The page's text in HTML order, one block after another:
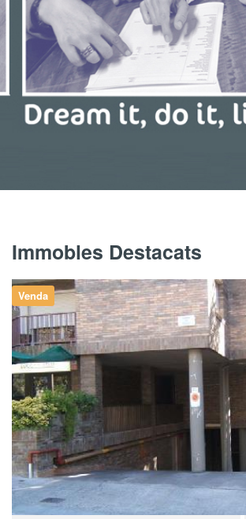
Immobles Destacats
Venda